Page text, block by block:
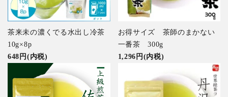
茶来未の濃くでる水出し冷茶
10g×8p
648円(内税)
お得サイズ 茶師のまかない
一番茶 300g
1,296円(内税)